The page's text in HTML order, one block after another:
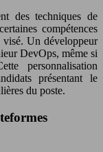
des techniques de
compétences
visé. Un développeur
DevOps, même si
personnalisation
présentant le
du poste.